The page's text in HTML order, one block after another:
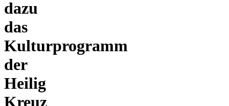
dazu
das
Kulturprogramm
der
Heilig
Kreuz